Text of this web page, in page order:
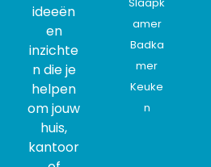
ideeën
en
inzichte
n die je
helpen
om jouw
huis,
kantoor
amer
Badka
mer
Keuke
n